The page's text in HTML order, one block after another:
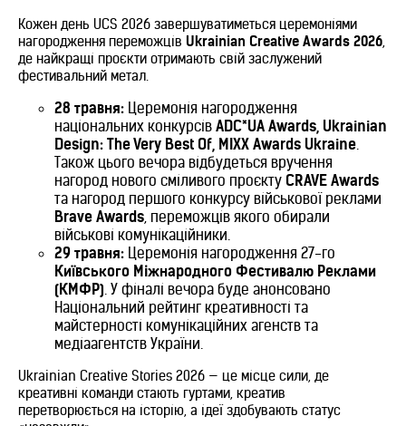
Кожен день UCS 2026 завершуватиметься церемоніями
нагородження переможців Ukrainian Creative Awards 2026,
де найкращі проєкти отримають свій заслужений
фестивальний метал.
28 травня: Церемонія нагородження
національних конкурсів ADC*UA Awards, Ukrainian
Design: The Very Best Of, MIXX Awards Ukraine.
Також цього вечора відбудеться вручення
нагород нового сміливого проєкту CRAVE Awards
та нагород першого конкурсу військової реклами
Brave Awards, переможців якого обирали
військові комунікаційники.
29 травня: Церемонія нагородження 27-го
Київського Міжнародного Фестивалю Реклами
(КМФР). У фіналі вечора буде анонсовано
Національний рейтинг креативності та
майстерності комунікаційних агенств та
медіаагентств України.
Ukrainian Creative Stories 2026 — це місце сили, де
креативні команди стають гуртами, креатив
перетворюється на історію, а ідеї здобувають статус